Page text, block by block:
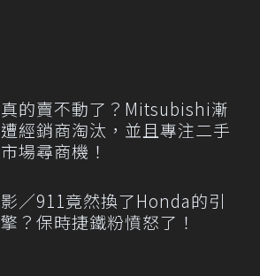
真的賣不動了？Mitsubishi漸
遭經銷商淘汰，並且專注二手
市場尋商機！
影／911竟然換了Honda的引
擎？保時捷鐵粉憤怒了！